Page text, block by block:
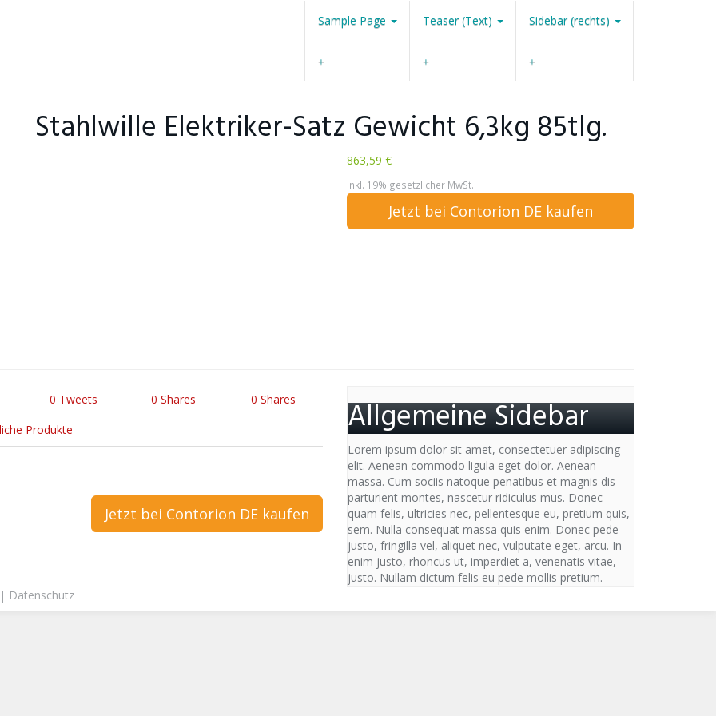
Sample Page Teaser (Text) Sidebar (rechts)
Stahlwille Elektriker-Satz Gewicht 6,3kg 85tlg.
863,59 €
inkl. 19% gesetzlicher MwSt.
Jetzt bei Contorion DE kaufen
0 Tweets 0 Shares 0 Shares
Produkte
Jetzt bei Contorion DE kaufen
Allgemeine Sidebar
Lorem ipsum dolor sit amet, consectetuer adipiscing
elit. Aenean commodo ligula eget dolor. Aenean
massa. Cum sociis natoque penatibus et magnis dis
parturient montes, nascetur ridiculus mus. Donec
quam felis, ultricies nec, pellentesque eu, pretium quis,
sem. Nulla consequat massa quis enim. Donec pede
justo, fringilla vel, aliquet nec, vulputate eget, arcu. In
enim justo, rhoncus ut, imperdiet a, venenatis vitae,
justo. Nullam dictum felis eu pede mollis pretium.
| Datenschutz